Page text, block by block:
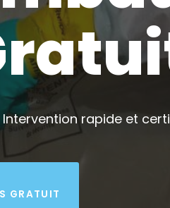
rapide et
GRATUIT